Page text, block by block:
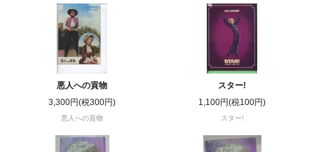
悪人への貢物
3,300円(税300円)
悪人への貢物
スター!
1,100円(税100円)
スター!